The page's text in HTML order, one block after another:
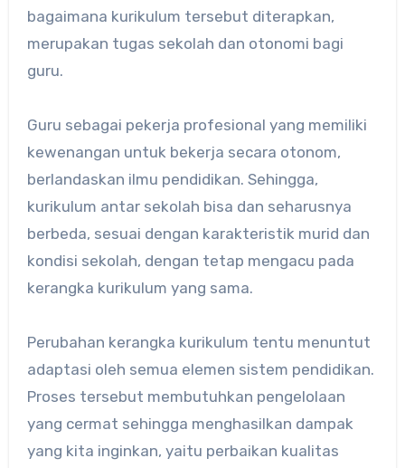
bagaimana kurikulum tersebut diterapkan,
merupakan tugas sekolah dan otonomi bagi
guru.
Guru sebagai pekerja profesional yang memiliki
kewenangan untuk bekerja secara otonom,
berlandaskan ilmu pendidikan. Sehingga,
kurikulum antar sekolah bisa dan seharusnya
berbeda, sesuai dengan karakteristik murid dan
kondisi sekolah, dengan tetap mengacu pada
kerangka kurikulum yang sama.
Perubahan kerangka kurikulum tentu menuntut
adaptasi oleh semua elemen sistem pendidikan.
Proses tersebut membutuhkan pengelolaan
yang cermat sehingga menghasilkan dampak
yang kita inginkan, yaitu perbaikan kualitas